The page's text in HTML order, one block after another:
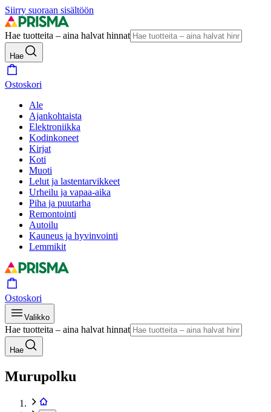
Siirry suoraan sisältöön
Hae tuotteita – aina halvat hinnat
Hae
Ostoskori
Ale
Ajankohtaista
Elektroniikka
Kodinkoneet
Kirjat
Koti
Muoti
Lelut ja lastentarvikkeet
Urheilu ja vapaa-aika
Piha ja puutarha
Remontointi
Autoilu
Kauneus ja hyvinvointi
Lemmikit
Ostoskori
Valikko
Hae tuotteita – aina halvat hinnat
Hae
Murupolku